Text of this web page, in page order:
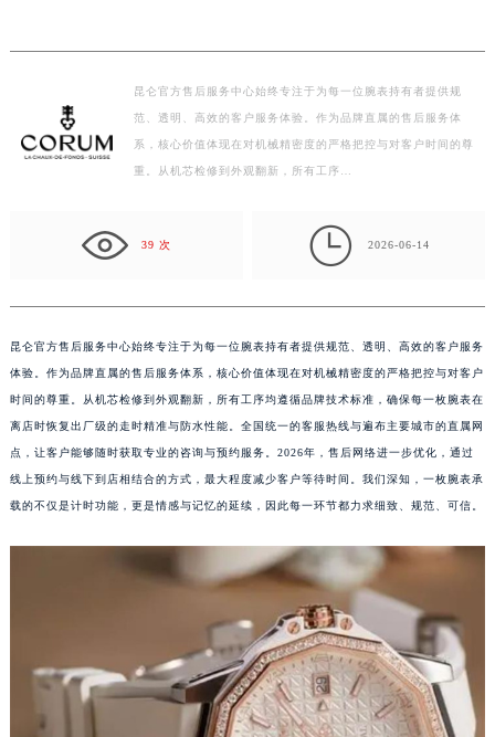
昆仑官方售后服务中心始终专注于为每一位腕表持有者提供规
范、透明、高效的客户服务体验。作为品牌直属的售后服务体
系，核心价值体现在对机械精密度的严格把控与对客户时间的尊
重。从机芯检修到外观翻新，所有工序…
39 次  2026-06-14
昆仑官方售后服务中心始终专注于为每一位腕表持有者提供规范、透明、高效的客户服务
体验。作为品牌直属的售后服务体系，核心价值体现在对机械精密度的严格把控与对客户
时间的尊重。从机芯检修到外观翻新，所有工序均遵循品牌技术标准，确保每一枚腕表在
离店时恢复出厂级的走时精准与防水性能。全国统一的客服热线与遍布主要城市的直属网
点，让客户能够随时获取专业的咨询与预约服务。2026年，售后网络进一步优化，通过
线上预约与线下到店相结合的方式，最大程度减少客户等待时间。我们深知，一枚腕表承
载的不仅是计时功能，更是情感与记忆的延续，因此每一环节都力求细致、规范、可信。